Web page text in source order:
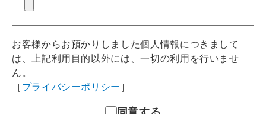
お客様からお預かりしました個人情報につきまして
は、上記利用目的以外には、一切の利用を行いませ
ん。
［ プライバシーポリシー ］